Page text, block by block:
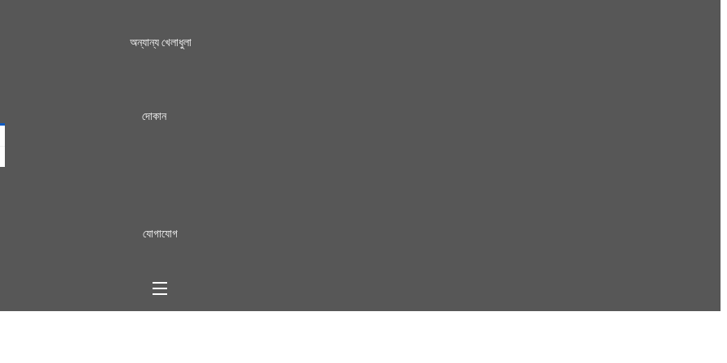
অন্যান্য খেলাধুলা
দোকান
যোগাযোগ